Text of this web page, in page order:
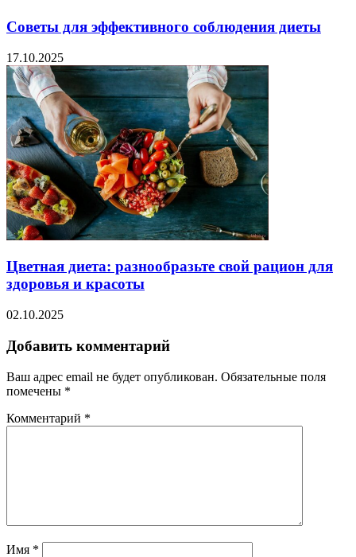
Советы для эффективного соблюдения диеты
17.10.2025
Цветная диета: разнообразьте свой рацион для
здоровья и красоты
02.10.2025
Добавить комментарий
Ваш адрес email не будет опубликован. Обязательные поля
помечены *
Комментарий *
Имя *